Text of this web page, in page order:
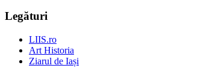
Legături
LIIS.ro
Art Historia
Ziarul de Iași